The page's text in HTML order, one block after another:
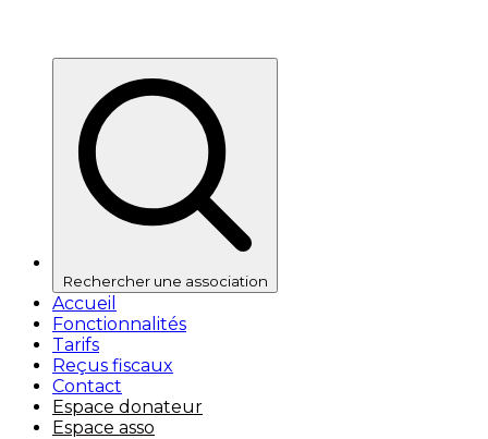
Rechercher une association
Accueil
Fonctionnalités
Tarifs
Reçus fiscaux
Contact
Espace donateur
Espace asso